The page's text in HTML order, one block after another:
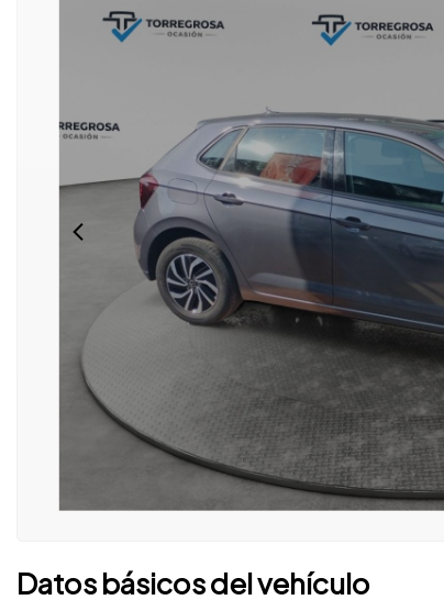
Datos básicos del vehículo